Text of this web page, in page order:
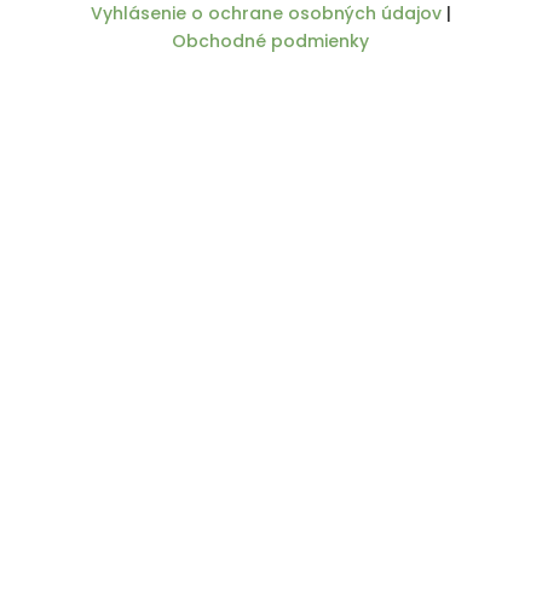
Vyhlásenie o ochrane osobných údajov|
Obchodné podmienky